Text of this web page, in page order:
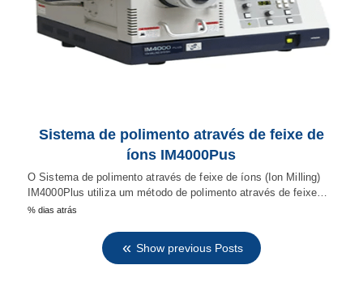
Sistema de polimento através de feixe de
íons IM4000Pus
O Sistema de polimento através de feixe de íons (Ion Milling)
IM4000Plus utiliza um método de polimento através de feixe…
% dias atrás
Show previous Posts